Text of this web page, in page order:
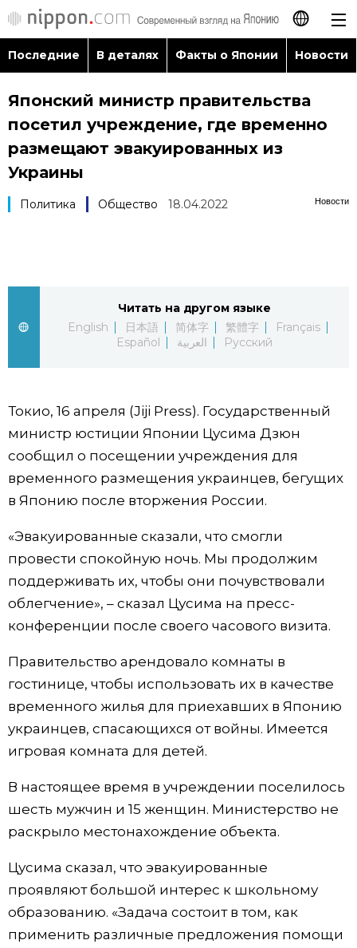
日本語
English
العربية
Последние
В деталях
Новости
Путеводитель по Японии
Политика
Экономика
Общество
Технологии
Токио
От редакции
Японский калейдоскоп
Семья
Еда и напитки
Последние В деталях Факты о Японии Новости
Японский министр правительства
посетил учреждение, где временно
размещают эвакуированных из
Украины
Новости
Политика Общество 18.04.2022
Читать на другом языке
English
日本語 简体字 繁體字
Français
Español
العربية Русский
Токио, 16 апреля (Jiji Press). Государственный
министр юстиции Японии Цусима Дзюн
сообщил о посещении учреждения для
временного размещения украинцев, бегущих
в Японию после вторжения России.
«Эвакуированные сказали, что смогли
провести спокойную ночь. Мы продолжим
поддерживать их, чтобы они почувствовали
облегчение», – сказал Цусима на пресс-
конференции после своего часового визита.
Правительство арендовало комнаты в
гостинице, чтобы использовать их в качестве
временного жилья для приехавших в Японию
украинцев, спасающихся от войны. Имеется
игровая комната для детей.
В настоящее время в учреждении поселилось
шесть мужчин и 15 женщин. Министерство не
раскрыло местонахождение объекта.
Цусима сказал, что эвакуированные
проявляют большой интерес к школьному
образованию. «Задача состоит в том, как
применить различные предложения помощи